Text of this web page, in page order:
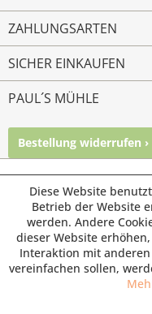
ZAHLUNGSARTEN
SICHER EINKAUFEN
PAUL´S MÜHLE
Bestellung widerrufen ›
© Paul's Mühle |
Fax: 02361 -28831
Diese Website
Betrieb der Website
werden. Andere
dieser Website
Interaktion mit
vereinfachen sollen,